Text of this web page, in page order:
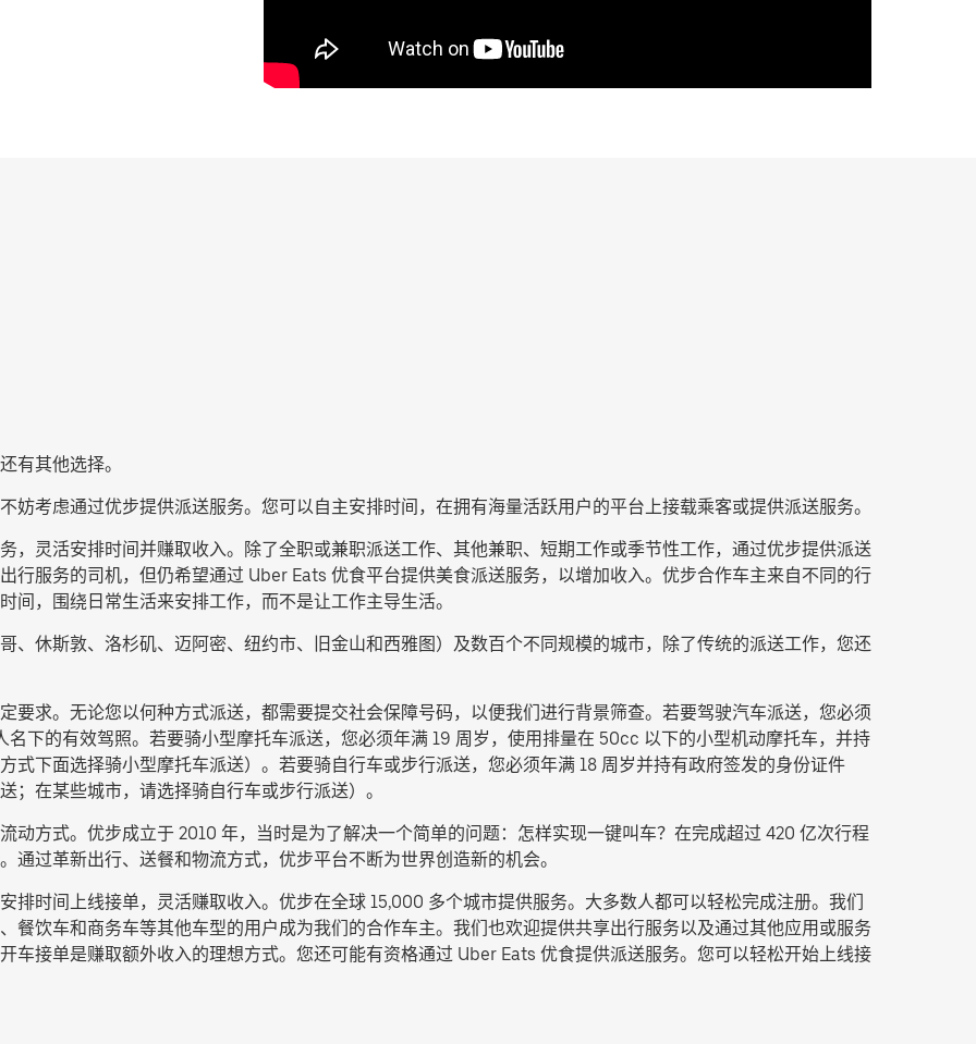
有其他选择。
妨考虑通过优步提供派送服务。您可以自主安排时间，在拥有海量活跃用户的平台上接载乘客或提供派送服务。
，灵活安排时间并赚取收入。除了全职或兼职派送工作、其他兼职、短期工作或季节性工作，通过优步提供派送
行服务的司机，但仍希望通过 Uber Eats 优食平台提供美食派送服务，以增加收入。优步合作车主来自不同的行
间，围绕日常生活来安排工作，而不是让工作主导生活。
、休斯敦、洛杉矶、迈阿密、纽约市、旧金山和西雅图）及数百个不同规模的城市，除了传统的派送工作，您还
要求。无论您以何种方式派送，都需要提交社会保障号码，以便我们进行背景筛查。若要驾驶汽车派送，您必须
下的有效驾照。若要骑小型摩托车派送，您必须年满 19 周岁，使用排量在 50cc 以下的小型机动摩托车，并持
式下面选择骑小型摩托车派送）。若要骑自行车或步行派送，您必须年满 18 周岁并持有政府签发的身份证件
；在某些城市，请选择骑自行车或步行派送）。
动方式。优步成立于 2010 年，当时是为了解决一个简单的问题：怎样实现一键叫车？在完成超过 420 亿次行程
通过革新出行、送餐和物流方式，优步平台不断为世界创造新的机会。
排时间上线接单，灵活赚取收入。优步在全球 15,000 多个城市提供服务。大多数人都可以轻松完成注册。我们
餐饮车和商务车等其他车型的用户成为我们的合作车主。我们也欢迎提供共享出行服务以及通过其他应用或服务
车接单是赚取额外收入的理想方式。您还可能有资格通过 Uber Eats 优食提供派送服务。您可以轻松开始上线接